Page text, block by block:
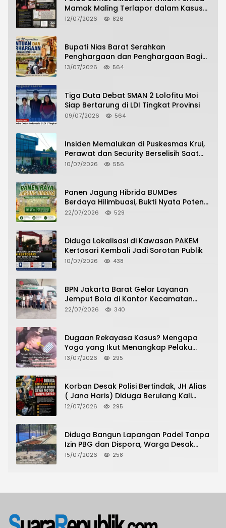
Mamak Maling Terlapor dalam Kasus
Dugaan Penipuan Bermodus Surat
12/07/2026 826
Bupati Nias Barat Serahkan
Penghargaan dan Penghargaan Bagi
Siswa Berprestasi Pada Pembukaan TA
13/07/2026 564
Tiga Duta Debat SMAN 2 Lolofitu Moi
Siap Bertarung di LDI Tingkat Provinsi
09/07/2026 564
Insiden Memalukan di Puskesmas Krui,
Perawat dan Security Berselisih Saat
Pelayanan Pasien Berlangsung
10/07/2026 556
Panen Jagung Hibrida BUMDes
Berdaya Hilimbuasi, Bukti Nyata Potensi
Pertanian Desa
22/07/2026 529
Diduga Lokalisasi di Kawasan PAKEM
Kertosari Kembali Jadi Sorotan Publik
10/07/2026 438
BPN Jakarta Barat Gelar Layanan
Jemput Bola di Kantor Kecamatan
Grogol Petamburan, Warga Antusias
22/07/2026 340
Dugaan Rekayasa Kasus? Mengapa
Yoga yang Ikut Menangkap Pelaku
Pencurian Toko Ponsel di Pancur Batu
13/07/2026 295
Korban Desak Polisi Bertindak, JH Alias
( Jana Haris) Diduga Berulang Kali
Lakukan Modus Sewa Motor Tanpa
12/07/2026 295
Diduga Bangun Lapangan Padel Tanpa
Izin PBG dan Dispora, Warga Desak
CKTRP dan Dispora Jakarta Barat
15/07/2026 258